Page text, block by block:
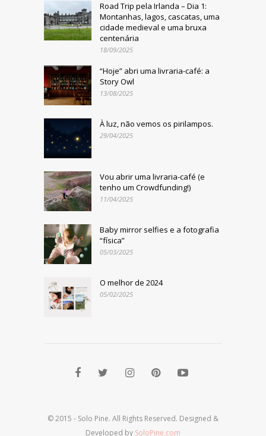
Road Trip pela Irlanda – Dia 1:
Montanhas, lagos, cascatas, uma
cidade medieval e uma bruxa
centenária
18/09/2025
“Hoje” abri uma livraria-café: a
Story Owl
13/08/2025
À luz, não vemos os pirilampos.
29/04/2025
Vou abrir uma livraria-café (e
tenho um Crowdfunding!)
11/04/2025
Baby mirror selfies e a fotografia
“física”
05/03/2025
O melhor de 2024
05/02/2025
© 2015 - Solo Pine. All Rights Reserved. Designed &
Developed by SoloPine.com